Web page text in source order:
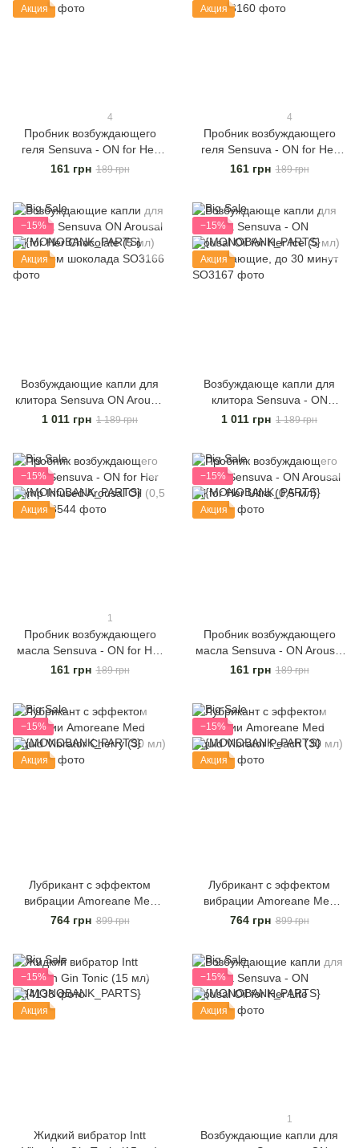
Акция
4
Пробник возбуждающего
геля Sensuva - ON for Her
Arousal Gel Ice (4 мл)
161 грн 189 грн
Акция
4
Пробник возбуждающего
геля Sensuva - ON for Her
Arousal Gel Coffee Cake (4
161 грн 189 грн
−15%
Акция
Возбуждающие капли для
клитора Sensuva ON Arousal
Oil for Her Chocolate (5 мл)
1 011 грн 1 189 грн
−15%
Акция
Возбуждающе капли для
клитора Sensuva - ON
Arousal Oil for Her Ice (5 мл)
1 011 грн 1 189 грн
−15%
Акция
1
Пробник возбуждающего
масла Sensuva - ON for Her
Hemp Infused Arousal Oil (0,5
161 грн 189 грн
−15%
Акция
Пробник возбуждающего
масла Sensuva - ON Arousal
Oil for Her Ultra (0,5 мл)
161 грн 189 грн
−15%
Акция
Лубрикант с эффектом
вибрации Amoreane Med
Liquid Vibrator Cherry (30 мл)
764 грн 899 грн
−15%
Акция
Лубрикант с эффектом
вибрации Amoreane Med
Liquid Vibrator Peach (30 мл)
764 грн 899 грн
−15%
Акция
Жидкий вибратор Intt
−15%
Акция
1
Возбуждающие капли для